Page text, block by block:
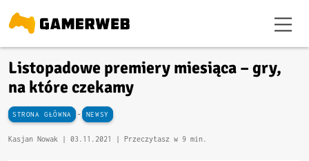
Listopadowe premiery miesiąca – gry,
na które czekamy
STRONA GŁÓWNA - NEWSY
Kasjan Nowak | 03.11.2021 | Przeczytasz w 9 min.